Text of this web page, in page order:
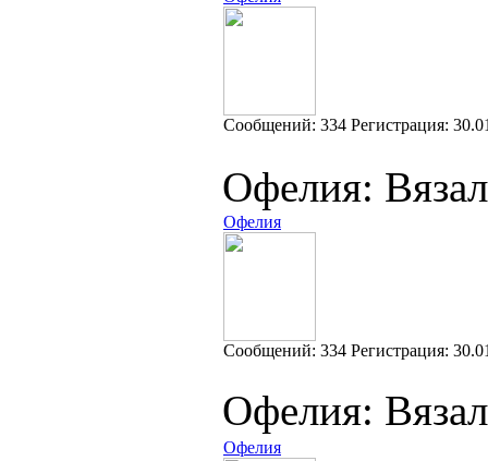
Cообщений: 334 Регистрация:
Офелия:
Офелия
Cообщений: 334 Регистрация:
Офелия:
Офелия